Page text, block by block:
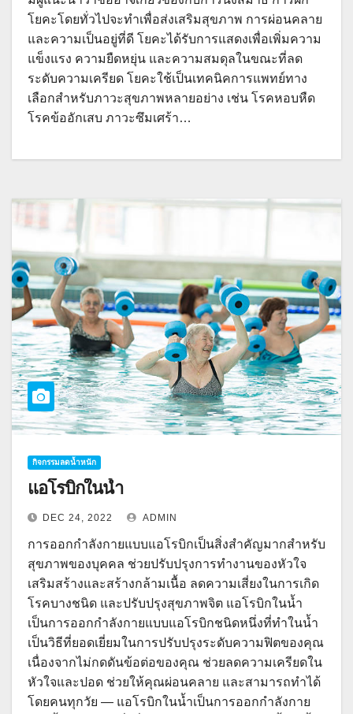
โยคะโดยทั่วไปจะทำเพื่อส่งเสริมสุขภาพ การผ่อนคลาย
และความเป็นอยู่ที่ดี โยคะได้รับการแสดงเพื่อเพิ่มความ
แข็งแรง ความยืดหยุ่น และความสมดุลในขณะที่ลด
ระดับความเครียด โยคะใช้เป็นเทคนิคการแพทย์ทาง
เลือกสำหรับภาวะสุขภาพหลายอย่าง เช่น โรคหอบหืด
โรคข้ออักเสบ ภาวะซึมเศร้า…
กิจกรรมลดน้ำหนัก
แอโรบิกในน้ำ
DEC 24, 2022 ADMIN
การออกกำลังกายแบบแอโรบิกเป็นสิ่งสำคัญมากสำหรับ
สุขภาพของบุคคล ช่วยปรับปรุงการทำงานของหัวใจ
เสริมสร้างและสร้างกล้ามเนื้อ ลดความเสี่ยงในการเกิด
โรคบางชนิด และปรับปรุงสุขภาพจิต แอโรบิกในน้ำ
เป็นการออกกำลังกายแบบแอโรบิกชนิดหนึ่งที่ทำในน้ำ
เป็นวิธีที่ยอดเยี่ยมในการปรับปรุงระดับความฟิตของคุณ
เนื่องจากไม่กดดันข้อต่อของคุณ ช่วยลดความเครียดใน
หัวใจและปอด ช่วยให้คุณผ่อนคลาย และสามารถทำได้
โดยคนทุกวัย — แอโรบิกในน้ำเป็นการออกกำลังกาย